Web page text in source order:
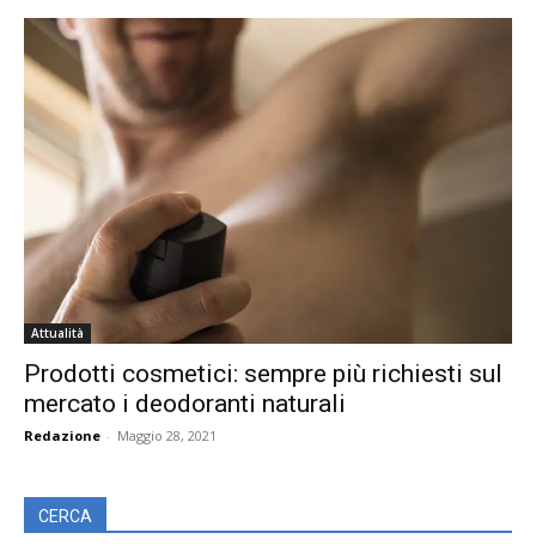
Attualità
Prodotti cosmetici: sempre più richiesti sul
mercato i deodoranti naturali
Redazione - Maggio 28, 2021
CERCA